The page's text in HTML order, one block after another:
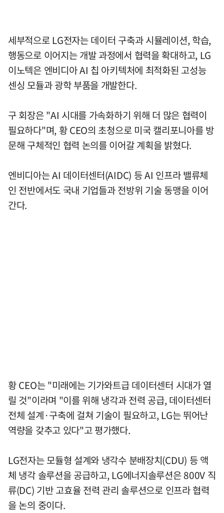
세부적으로 LG전자는 데이터 구축과 시뮬레이션, 학습,
행동으로 이어지는 개발 과정에서 협력을 확대하고, LG
이노텍은 엔비디아 AI 칩 아키텍처에 최적화된 고성능
센싱 모듈과 광학 부품을 개발한다.
구 회장은 "AI 시대를 가속화하기 위해 더 많은 협력이
필요하다"며, 황 CEO의 초청으로 미국 캘리포니아를 방
문해 구체적인 협력 논의를 이어갈 계획을 밝혔다.
엔비디아는 AI 데이터센터(AIDC) 등 AI 인프라 밸류체
인 전반에서도 국내 기업들과 전방위 기술 동맹을 이어
간다.
황 CEO는 "미래에는 기가와트급 데이터센터 시대가 열
릴 것"이라며 "이를 위해 냉각과 전력 공급, 데이터센터
전체 설계·구축에 걸쳐 기술이 필요하고, LG는 뛰어난
역량을 갖추고 있다"고 평가했다.
LG전자는 모듈형 설계와 냉각수 분배장치(CDU) 등 액
체 냉각 솔루션을 공급하고, LG에너지솔루션은 800V 직
류(DC) 기반 고효율 전력 관리 솔루션으로 인프라 협력
을 논의 중이다.